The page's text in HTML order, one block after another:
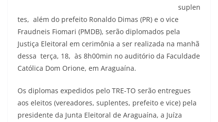
suplen
tes, além do prefeito Ronaldo Dimas (PR) e o vice
Fraudneis Fiomari (PMDB), serão diplomados pela
Justiça Eleitoral em cerimônia a ser realizada na manhã
dessa terça, 18, às 8h00min no auditório da Faculdade
Católica Dom Orione, em Araguaína.
Os diplomas expedidos pelo TRE-TO serão entregues
aos eleitos (vereadores, suplentes, prefeito e vice) pela
presidente da Junta Eleitoral de Araguaína, a Juíza